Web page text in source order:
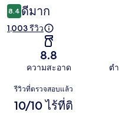
8.4 ดีมาก
1,003 รีวิว
8.8
ความสะอาด ต
รีวิว
รีวิวที่ตรวจสอบแล้ว
10/10 ไร้ที่ติ